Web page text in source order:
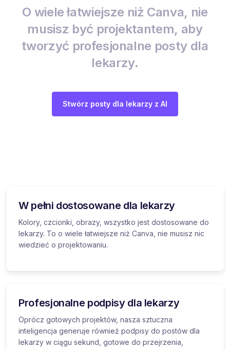
O wiele łatwiejsze niż Canva, nie
musisz być projektantem, aby
tworzyć profesjonalne posty dla
lekarzy.
Stwórz posty dla lekarzy z AI
W pełni dostosowane dla lekarzy
Kolory, czcionki, obrazy, wszystko jest dostosowane do
lekarzy. To o wiele łatwiejsze niż Canva, nie musisz nic
wiedzieć o projektowaniu.
Profesjonalne podpisy dla lekarzy
Oprócz gotowych projektów, nasza sztuczna
inteligencja generuje również podpisy do postów dla
lekarzy w ciągu sekund, gotowe do przejrzenia,